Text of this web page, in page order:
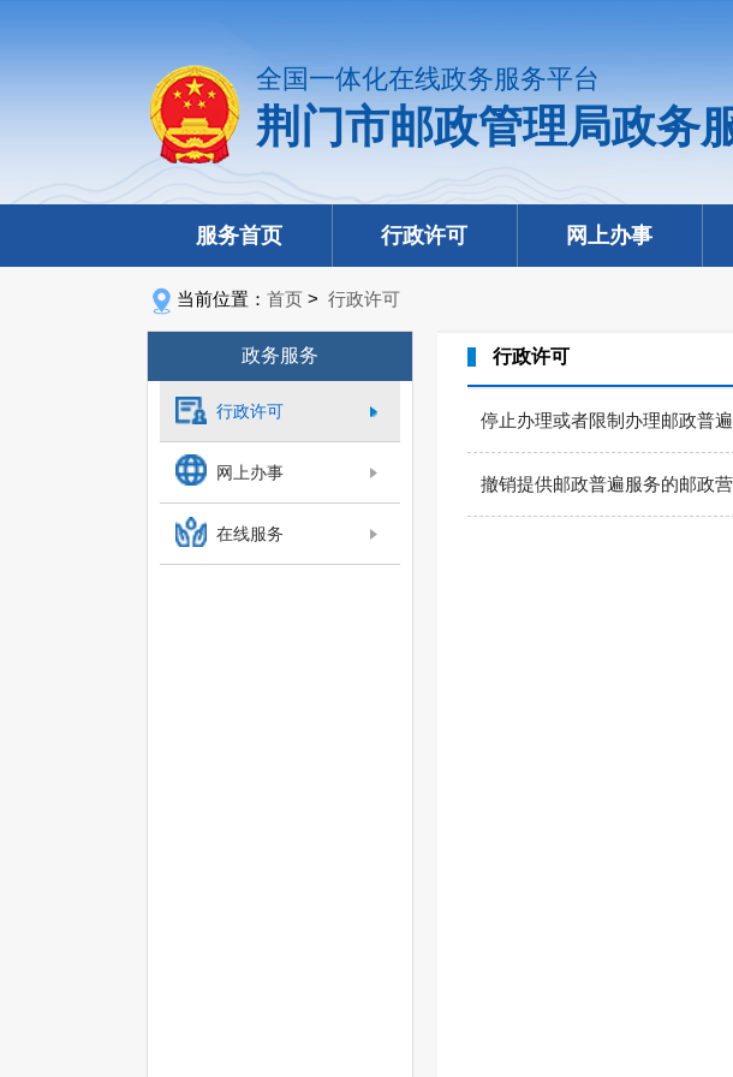
全国一体化在线政务服务平台
荆门市邮政管理局政务
服务首页 行政许可 网上办事
当前位置： 首页 > 行政许可
政务服务
行政许可
网上办事
在线服务
行政许可
停止办理或者限制办理邮政普
撤销提供邮政普遍服务的邮政